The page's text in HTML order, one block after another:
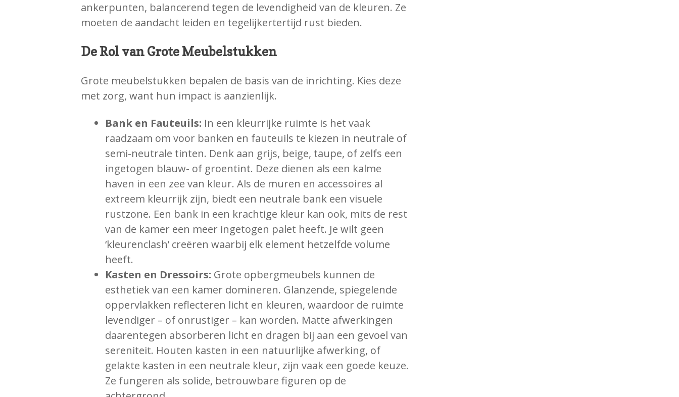
ankerpunten, balancerend tegen de levendigheid van de kleuren. Ze
moeten de aandacht leiden en tegelijkertertijd rust bieden.
De Rol van Grote Meubelstukken
Grote meubelstukken bepalen de basis van de inrichting. Kies deze
met zorg, want hun impact is aanzienlijk.
Bank en Fauteuils: In een kleurrijke ruimte is het vaak
raadzaam om voor banken en fauteuils te kiezen in neutrale of
semi-neutrale tinten. Denk aan grijs, beige, taupe, of zelfs een
ingetogen blauw- of groentint. Deze dienen als een kalme
haven in een zee van kleur. Als de muren en accessoires al
extreem kleurrijk zijn, biedt een neutrale bank een visuele
rustzone. Een bank in een krachtige kleur kan ook, mits de rest
van de kamer een meer ingetogen palet heeft. Je wilt geen
‘kleurenclash’ creëren waarbij elk element hetzelfde volume
heeft.
Kasten en Dressoirs: Grote opbergmeubels kunnen de
esthetiek van een kamer domineren. Glanzende, spiegelende
oppervlakken reflecteren licht en kleuren, waardoor de ruimte
levendiger – of onrustiger – kan worden. Matte afwerkingen
daarentegen absorberen licht en dragen bij aan een gevoel van
sereniteit. Houten kasten in een natuurlijke afwerking, of
gelakte kasten in een neutrale kleur, zijn vaak een goede keuze.
Ze fungeren als solide, betrouwbare figuren op de